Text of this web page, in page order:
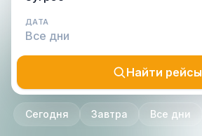
ДАТА
Найти рейсы
Сегодня Завтра Все дни